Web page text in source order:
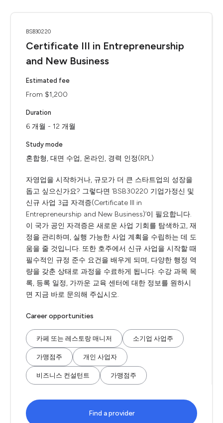
BSB30220
Certificate III in Entrepreneurship
and New Business
Estimated fee
From $1,200
Duration
6 개월 - 12 개월
Study mode
혼합형, 대면 수업, 온라인, 경력 인정(RPL)
자영업을 시작하거나, 규모가 더 큰 스타트업의 성장을
돕고 싶으신가요? 그렇다면 ‘BSB30220 기업가정신 및
신규 사업 3급 자격증(Certificate III in
Entrepreneurship and New Business)’이 필요합니다.
이 국가 공인 자격증은 새로운 사업 기회를 탐색하고, 재
정을 관리하며, 실행 가능한 사업 계획을 수립하는 데 도
움을 줄 것입니다. 또한 호주에서 신규 사업을 시작할 때
필수적인 규정 준수 요건을 배우게 되며, 다양한 행정 역
량을 갖춘 상태로 과정을 수료하게 됩니다. 수강 과목 목
록, 등록 일정, 가까운 교육 센터에 대한 정보를 원하시
면 지금 바로 문의해 주십시오.
Career opportunities
카페 또는 레스토랑 매니저 소기업 사업주
가맹점주 개인 사업자
비즈니스 컨설턴트 가맹점주
Find a provider